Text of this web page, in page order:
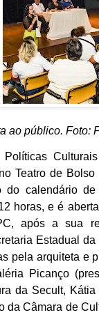
ao público. Foto:
Teatro de
do calendário
horas, e é
após a sua
Estadual
pela arquiteta e
Picanço
da Secult,
da Câmara de